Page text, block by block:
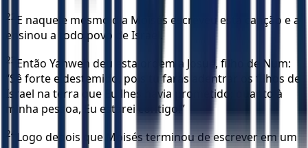
22 E naquele mesmo dia Moisés escreveu esta canção e a
ensinou a todo povo de Israel.
23 Então Yahweh deu esta ordem a Josué, filho de Num:
“Sê forte e destemido, pois tu farás adentrar os filhos de
Israel na terra que Eu lhes havia prometido; quanto à
minha pessoa, Eu estarei contigo!”
24 Logo depois que Moisés terminou de escrever em um